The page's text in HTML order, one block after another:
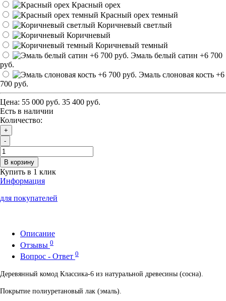
Красный орех
Красный орех темный
Коричневый светлый
Коричневый
Коричневый темный
Эмаль белый сатин +6 700
руб.
Эмаль слоновая кость +6
700 руб.
Цена: 55 000 руб. 35 400 руб.
Есть в наличии
Количество:
+
-
В корзину
Купить в 1 клик
Информация
для покупателей
Описание
Отзывы 0
Вопрос - Ответ 0
Деревянный комод Классика-6 из натуральной древесины (сосна).
Покрытие полиуретановый лак (эмаль).